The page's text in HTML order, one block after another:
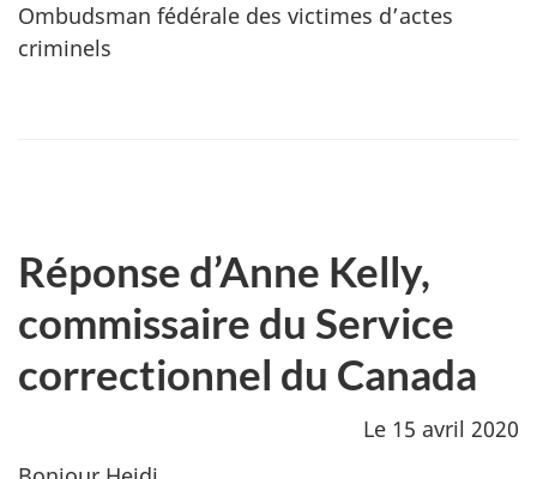
Ombudsman fédérale des victimes d’actes
criminels
Réponse d’Anne Kelly,
commissaire du Service
correctionnel du Canada
Le 15 avril 2020